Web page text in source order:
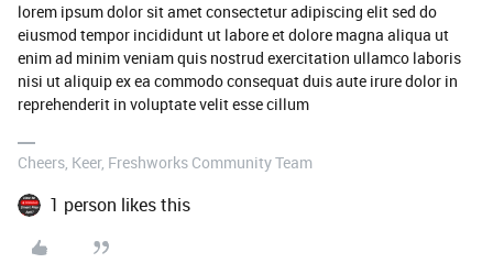
lorem ipsum dolor sit amet consectetur adipiscing elit sed do
eiusmod tempor incididunt ut labore et dolore magna aliqua ut
enim ad minim veniam quis nostrud exercitation ullamco laboris
nisi ut aliquip ex ea commodo consequat duis aute irure dolor in
reprehenderit in voluptate velit esse cillum
Cheers, Keer, Freshworks Community Team
1 person likes this